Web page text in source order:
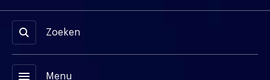
Zoeken
menu Menu